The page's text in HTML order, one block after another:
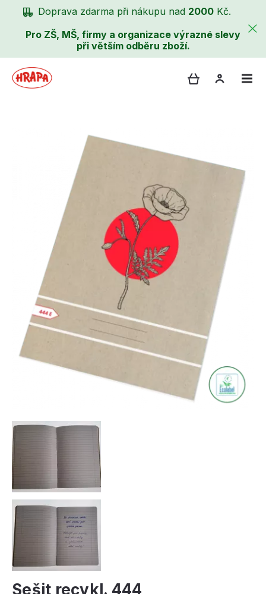
Doprava zdarma při nákupu nad 2000 Kč.
Pro ZŠ, MŠ, firmy a organizace výrazné slevy
při větším odběru zboží.
Sešit recykl. 444